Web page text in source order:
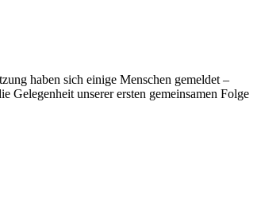
haben sich einige Menschen gemeldet –
Gelegenheit unserer ersten gemeinsamen Folge